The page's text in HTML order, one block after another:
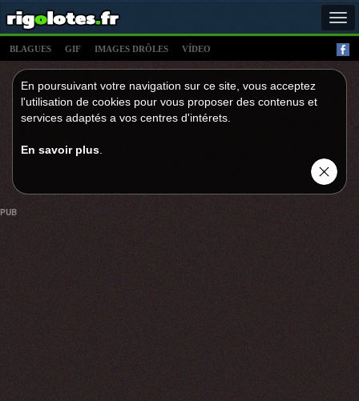
BLAGUES GIF IMAGES DRÔLES VÍDEO
En poursuivant votre navigation sur ce site, vous acceptez
l'utilisation de cookies pour vous proposer des contenus et
services adaptés a vos centres d'intérets.
En savoir plus
PUB